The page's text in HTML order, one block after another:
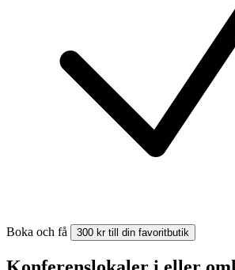
Boka och få 300 kr till din favoritbutik